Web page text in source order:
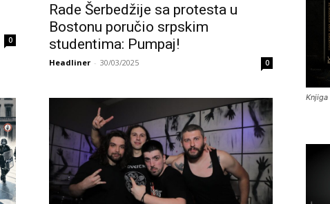
0
Rade Šerbedžije sa protesta u
Bostonu poručio srpskim
studentima: Pumpaj!
Headliner - 30/03/2025 0
Knjiga